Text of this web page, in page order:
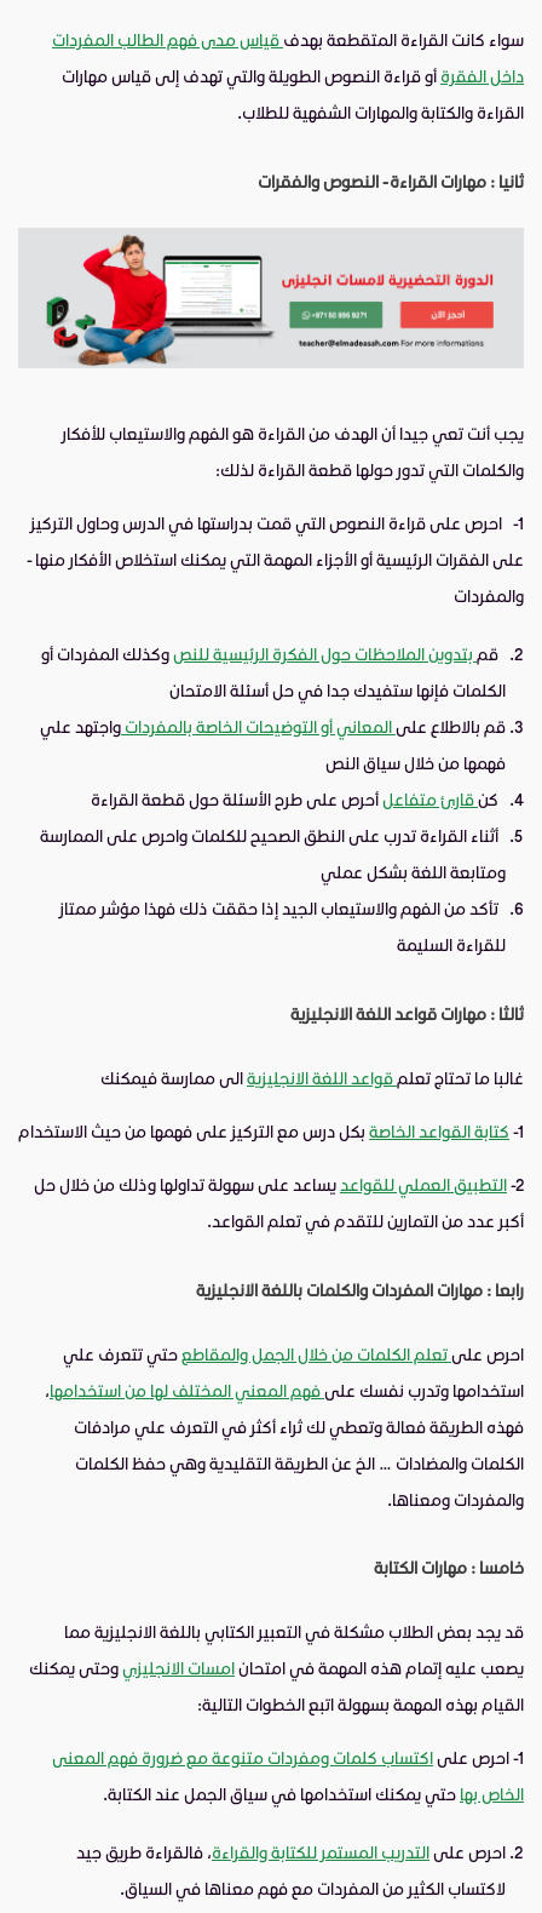
سواء كانت القراءة المتقطعة بهدف قياس مدى فهم الطالب المفردات
داخل الفقرة أو قراءة النصوص الطويلة والتي تهدف إلى قياس مهارات
القراءة والكتابة والمهارات الشفهية للطلاب.
ثانيا : مهارات القراءة - النصوص والفقرات
يجب أنت تعي جيدا أن الهدف من القراءة هو الفهم والاستيعاب للأفكار
والكلمات التي تدور حولها قطعة القراءة لذلك:
1-
احرص على قراءة النصوص التي قمت بدراستها في الدرس وحاول التركيز
على الفقرات الرئيسية أو الأجزاء المهمة التي يمكنك استخلاص الأفكار منها -
والمفردات
قم بتدوين الملاحظات حول الفكرة الرئيسية للنصوكذلك المفردات أو
الكلمات فإنها ستفيدك جدا في حل أسئلة الامتحان
قم بالاطلاع علىالمعاني أو التوضيحات الخاصة بالمفردات واجتهد علي
فهمها من خلال سياق النص
كنقارئ متفاعلأحرص على طرح الأسئلة حول قطعة القراءة
أثناء القراءة تدرب على النطق الصحيح للكلمات واحرص على الممارسة
ومتابعة اللغة بشكل عملي
تأكد من الفهم والاستيعاب الجيد إذا حققت ذلك فهذا مؤشر ممتاز
للقراءة السليمة
ثالثا : مهارات قواعد اللغة الانجليزية
غالبا ما تحتاج تعلمقواعد اللغة الانجليزيةالى ممارسة فيمكنك
1- كتابة القواعد الخاصة بكل درس مع التركيز على فهمها من حيث الاستخدام
2- التطبيق العملي للقواعد يساعد على سهولة تداولها وذلك من خلال حل
أكبر عدد من التمارين للتقدم في تعلم القواعد.
رابعا : مهارات المفردات والكلمات باللغة الانجليزية
احرص علىتعلم الكلمات من خلال الجمل والمقاطعحتي تتعرف علي
استخدامها وتدرب نفسك علىفهم المعني المختلف لها من استخدامها،
فهذه الطريقة فعالة وتعطي لك ثراء أكثر في التعرف علي مرادفات
الكلمات والمضادات … الخ عن الطريقة التقليدية وهي حفظ الكلمات
والمفردات ومعناها.
خامسا : مهارات الكتابة
قد يجد بعض الطلاب مشكلة في التعبير الكتابي باللغة الانجليزية مما
يصعب عليه إتمام هذه المهمة في امتحانامسات الانجليزيوحتى يمكنك
القيام بهذه المهمة بسهولة اتبع الخطوات التالية:
1- احرص على
اكتساب كلمات ومفردات متنوعة مع ضرورة فهم المعنى
الخاص بها حتي يمكنك استخدامها في سياق الجمل عند الكتابة.
احرص علىالتدريب المستمر للكتابة والقراءة، فالقراءة طريق جيد
لاكتساب الكثير من المفردات مع فهم معناها في السياق.